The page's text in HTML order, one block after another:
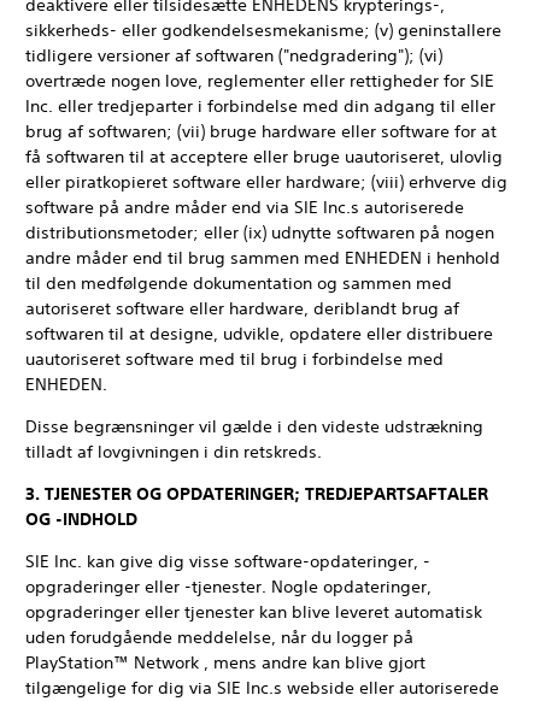
deaktivere eller tilsidesætte ENHEDENS krypterings-,
sikkerheds- eller godkendelsesmekanisme; (v) geninstallere
tidligere versioner af softwaren ("nedgradering"); (vi)
overtræde nogen love, reglementer eller rettigheder for SIE
Inc. eller tredjeparter i forbindelse med din adgang til eller
brug af softwaren; (vii) bruge hardware eller software for at
få softwaren til at acceptere eller bruge uautoriseret, ulovlig
eller piratkopieret software eller hardware; (viii) erhverve dig
software på andre måder end via SIE Inc.s autoriserede
distributionsmetoder; eller (ix) udnytte softwaren på nogen
andre måder end til brug sammen med ENHEDEN i henhold
til den medfølgende dokumentation og sammen med
autoriseret software eller hardware, deriblandt brug af
softwaren til at designe, udvikle, opdatere eller distribuere
uautoriseret software med til brug i forbindelse med
ENHEDEN.
Disse begrænsninger vil gælde i den videste udstrækning
tilladt af lovgivningen i din retskreds.
3. TJENESTER OG OPDATERINGER; TREDJEPARTSAFTALER
OG -INDHOLD
SIE Inc. kan give dig visse software-opdateringer, -
opgraderinger eller -tjenester. Nogle opdateringer,
opgraderinger eller tjenester kan blive leveret automatisk
uden forudgående meddelelse, når du logger på
PlayStation™ Network , mens andre kan blive gjort
tilgængelige for dig via SIE Inc.s webside eller autoriserede